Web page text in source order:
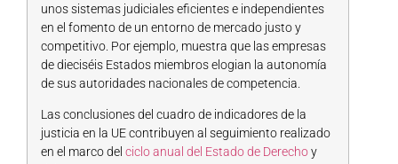
unos sistemas judiciales eficientes e independientes
en el fomento de un entorno de mercado justo y
competitivo. Por ejemplo, muestra que las empresas
de dieciséis Estados miembros elogian la autonomía
de sus autoridades nacionales de competencia.
Las conclusiones del cuadro de indicadores de la
justicia en la UE contribuyen al seguimiento realizado
en el marco del ciclo anual del Estado de Derechoy